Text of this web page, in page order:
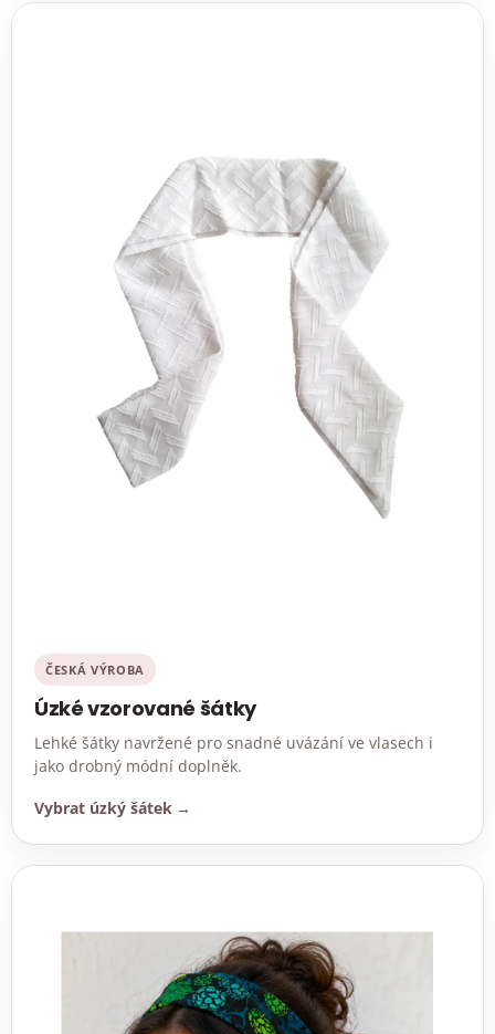
ČESKÁ VÝROBA
Úzké vzorované šátky
Lehké šátky navržené pro snadné uvázání ve vlasech i
jako drobný módní doplněk.
Vybrat úzký šátek